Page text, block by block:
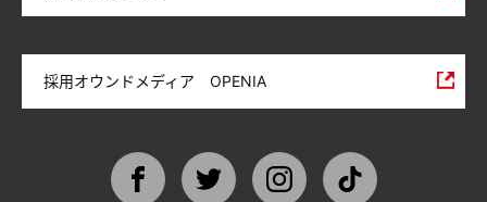
採用オウンドメディア OPENIA